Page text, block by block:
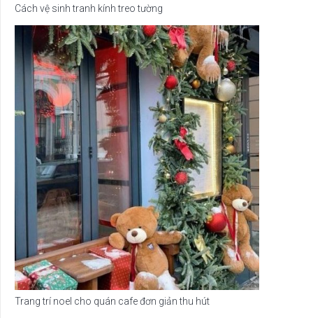
Cách vệ sinh tranh kính treo tường
Trang trí noel cho quán cafe đơn giản thu hút